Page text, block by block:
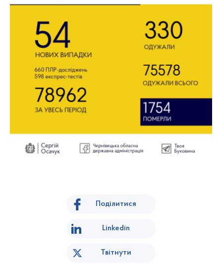
Поділитися
Linkedin
Твітнути